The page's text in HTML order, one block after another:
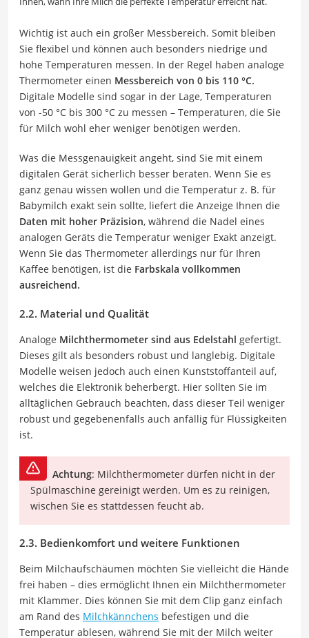
Wichtig ist auch ein großer Messbereich. Somit bleiben
Sie flexibel und können auch besonders niedrige und
hohe Temperaturen messen. In der Regel haben analoge
Thermometer einen Messbereich von 0 bis 110 °C.
Digitale Modelle sind sogar in der Lage, Temperaturen
von -50 °C bis 300 °C zu messen – Temperaturen, die Sie
für Milch wohl eher weniger benötigen werden.
Was die Messgenauigkeit angeht, sind Sie mit einem
digitalen Gerät sicherlich besser beraten. Wenn Sie es
ganz genau wissen wollen und die Temperatur z. B. für
Babymilch exakt sein sollte, liefert die Anzeige Ihnen die
Daten mit hoher Präzision, während die Nadel eines
analogen Geräts die Temperatur weniger Exakt anzeigt.
Wenn Sie das Thermometer allerdings nur für Ihren
Kaffee benötigen, ist die Farbskala vollkommen
ausreichend.
2.2. Material und Qualität
Analoge Milchthermometer sind aus Edelstahl gefertigt.
Dieses gilt als besonders robust und langlebig. Digitale
Modelle weisen jedoch auch einen Kunststoffanteil auf,
welches die Elektronik beherbergt. Hier sollten Sie im
alltäglichen Gebrauch beachten, dass dieser Teil weniger
robust und gegebenenfalls auch anfällig für Flüssigkeiten
ist.
Achtung: Milchthermometer dürfen nicht in der
Spülmaschine gereinigt werden. Um es zu reinigen,
wischen Sie es stattdessen feucht ab.
2.3. Bedienkomfort und weitere Funktionen
Beim Milchaufschäumen möchten Sie vielleicht die Hände
frei haben – dies ermöglicht Ihnen ein Milchthermometer
mit Klammer. Dies können Sie mit dem Clip ganz einfach
am Rand des Milchkännchens befestigen und die
Temperatur ablesen, während Sie mit der Milch weiter